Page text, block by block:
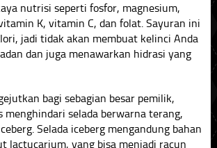
nutrisi seperti fosfor, magnesium,
K, vitamin C, dan folat. Sayuran ini
jadi tidak akan membuat kelinci Anda
dan juga menawarkan hidrasi yang
bagi sebagian besar pemilik,
menghindari selada berwarna terang,
Selada iceberg mengandung bahan
lactucarium, yang bisa menjadi racun